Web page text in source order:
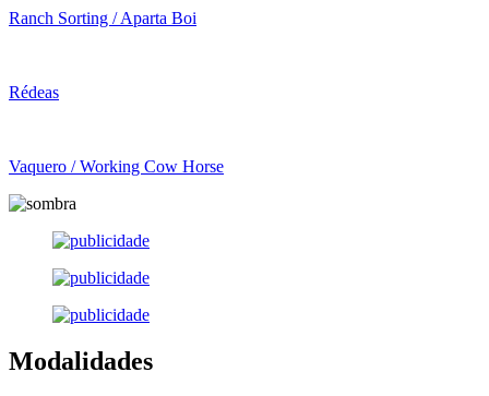
Ranch Sorting / Aparta Boi
Rédeas
Vaquero / Working Cow Horse
Modalidades